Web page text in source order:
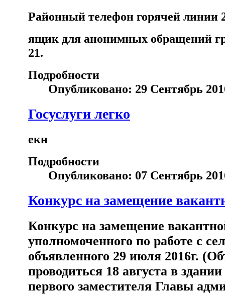
Районный телефон горячей линии
ящик для анонимных обращений
21.
Подробности
Опубликовано: 29 Сентябрь
Госуслуги легко
екн
Подробности
Опубликовано: 07 Сентябрь
Конкурс на замещение
Конкурс на замещение
уполномоченного по работе с
объявленного 29 июля 2016г.
проводиться 18 августа в
первого заместителя Главы